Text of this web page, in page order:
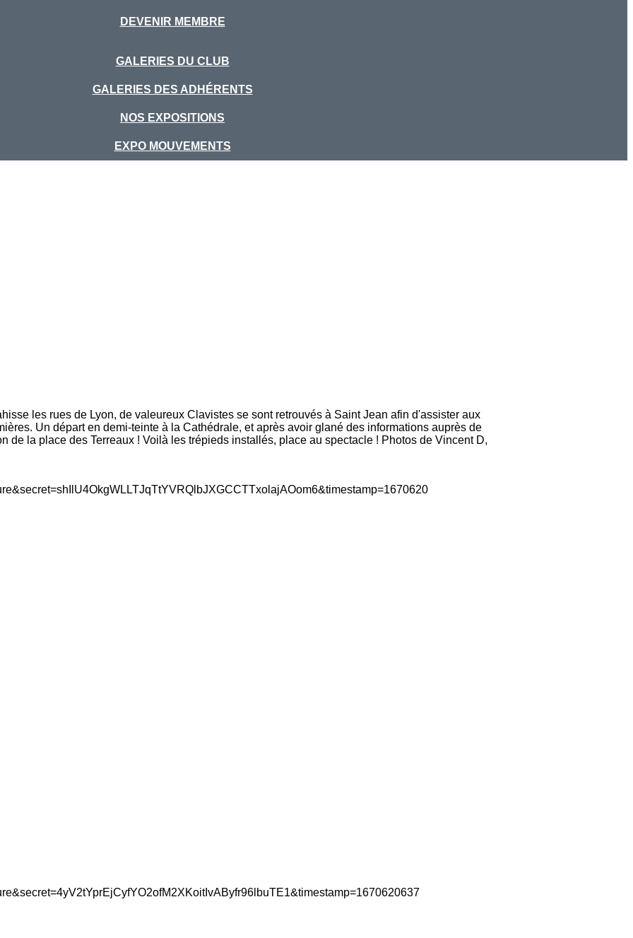
DEVENIR MEMBRE
GALERIES DU CLUB
GALERIES DES ADHÉRENTS
NOS EXPOSITIONS
EXPO MOUVEMENTS
les rues de Lyon, de valeureux Clavistes se sont retrouvés à Saint Jean afin d'assister aux
Un départ en demi-teinte à la Cathédrale, et après avoir glané des informations auprès de
de la place des Terreaux ! Voilà les trépieds installés, place au spectacle ! Photos de Vincent D,